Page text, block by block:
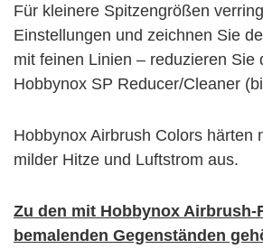
Für kleinere Spitzengrößen
Einstellungen und zeichnen Sie
mit feinen Linien – reduzieren Sie
Hobbynox SP Reducer/Cleaner
Hobbynox Airbrush Colors härten
milder Hitze und Luftstrom aus.
Zu den mit Hobbynox Airbrush-
bemalenden Gegenständen